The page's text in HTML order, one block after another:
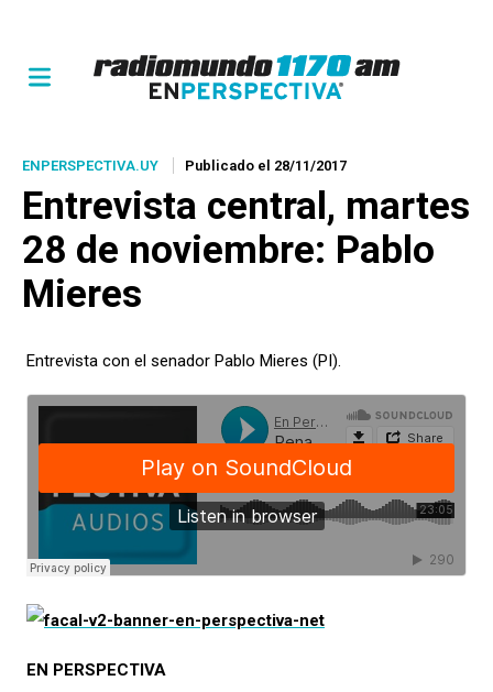
ENPERSPECTIVA.UY Publicado el 28/11/2017
Entrevista central, martes
28 de noviembre: Pablo
Mieres
Entrevista con el senador Pablo Mieres (PI).
EN PERSPECTIVA